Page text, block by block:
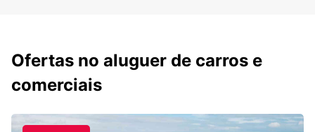
Ofertas no aluguer de carros e
comerciais